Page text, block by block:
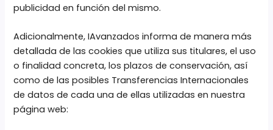
publicidad en función del mismo.
Adicionalmente, IAvanzados informa de manera más
detallada de las cookies que utiliza sus titulares, el uso
o finalidad concreta, los plazos de conservación, así
como de las posibles Transferencias Internacionales
de datos de cada una de ellas utilizadas en nuestra
página web: